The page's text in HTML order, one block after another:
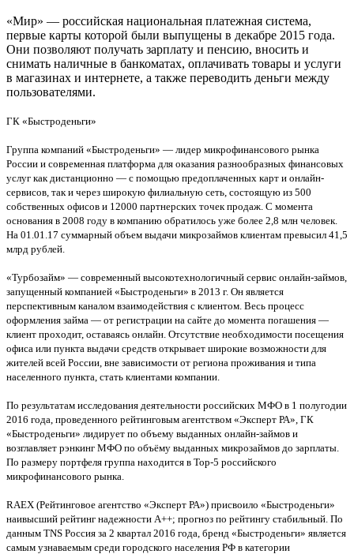
«Мир» — российская национальная платежная система,
первые карты которой были выпущены в декабре 2015 года.
Они позволяют получать зарплату и пенсию, вносить и
снимать наличные в банкоматах, оплачивать товары и услуги
в магазинах и интернете, а также переводить деньги между
пользователями.
ГК «Быстроденьги»
Группа компаний «Быстроденьги» — лидер микрофинансового рынка
России и современная платформа для оказания разнообразных финансовых
услуг как дистанционно — с помощью предоплаченных карт и онлайн-
сервисов, так и через широкую филиальную сеть, состоящую из 500
собственных офисов и 12000 партнерских точек продаж. С момента
основания в 2008 году в компанию обратилось уже более 2,8 млн человек.
На 01.01.17 суммарный объем выдачи микрозаймов клиентам превысил 41,5
млрд рублей.
«Турбозайм» — современный высокотехнологичный сервис онлайн-займов,
запущенный компанией «Быстроденьги» в 2013 г. Он является
перспективным каналом взаимодействия с клиентом. Весь процесс
оформления займа — от регистрации на сайте до момента погашения —
клиент проходит, оставаясь онлайн. Отсутствие необходимости посещения
офиса или пункта выдачи средств открывает широкие возможности для
жителей всей России, вне зависимости от региона проживания и типа
населенного пункта, стать клиентами компании.
По результатам исследования деятельности российских МФО в 1 полугодии
2016 года, проведенного рейтинговым агентством «Эксперт РА», ГК
«Быстроденьги» лидирует по объему выданных онлайн-займов и
возглавляет рэнкинг МФО по объёму выданных микрозаймов до зарплаты.
По размеру портфеля группа находится в Top-5 российского
микрофинансового рынка.
RAEX (Рейтинговое агентство «Эксперт РА») присвоило «Быстроденьги»
наивысший рейтинг надежности А++; прогноз по рейтингу стабильный. По
данным TNS Россия за 2 квартал 2016 года, бренд «Быстроденьги» является
самым узнаваемым среди городского населения РФ в категории